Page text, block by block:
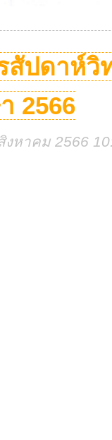
สัปดาห์
2566
งหาคม 2566